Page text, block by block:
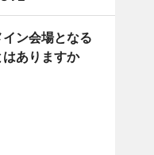
ン会場となる
ありますか